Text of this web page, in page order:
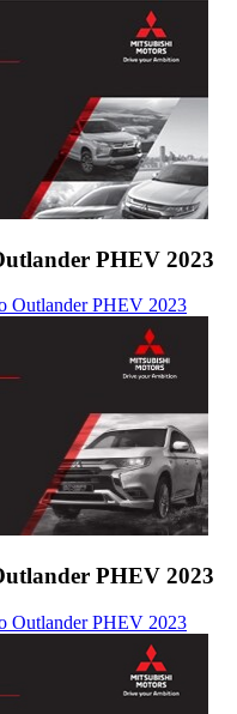
PHEV 2023
Outlander PHEV 2023
PHEV 2023
Outlander PHEV 2023